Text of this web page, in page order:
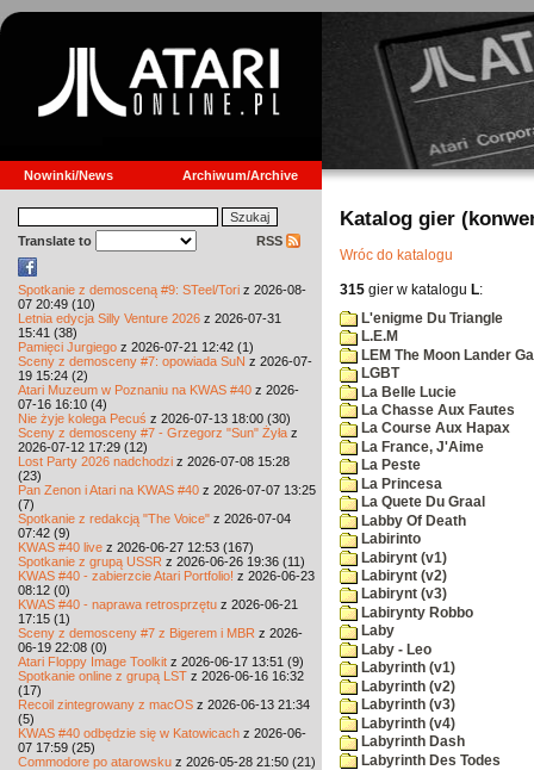
Nowinki/News Archiwum/Archive
Translate to RSS
Spotkanie z demosceną #9: STeel/Tori z 2026-08-
07 20:49 (10)
Letnia edycja Silly Venture 2026 z 2026-07-31
15:41 (38)
Pamięci Jurgiego z 2026-07-21 12:42 (1)
Sceny z demosceny #7: opowiada SuN z 2026-07-
19 15:24 (2)
Atari Muzeum w Poznaniu na KWAS #40 z 2026-
07-16 16:10 (4)
Nie żyje kolega Pecuś z 2026-07-13 18:00 (30)
Sceny z demosceny #7 - Grzegorz "Sun" Żyła z
2026-07-12 17:29 (12)
Lost Party 2026 nadchodzi z 2026-07-08 15:28
(23)
Pan Zenon i Atari na KWAS #40 z 2026-07-07 13:25
(7)
Spotkanie z redakcją "The Voice" z 2026-07-04
07:42 (9)
KWAS #40 live z 2026-06-27 12:53 (167)
Spotkanie z grupą USSR z 2026-06-26 19:36 (11)
KWAS #40 - zabierzcie Atari Portfolio! z 2026-06-23
08:12 (0)
KWAS #40 - naprawa retrosprzętu z 2026-06-21
17:15 (1)
Sceny z demosceny #7 z Bigerem i MBR z 2026-
06-19 22:08 (0)
Atari Floppy Image Toolkit z 2026-06-17 13:51 (9)
Spotkanie online z grupą LST z 2026-06-16 16:32
(17)
Recoil zintegrowany z macOS z 2026-06-13 21:34
(5)
KWAS #40 odbędzie się w Katowicach z 2026-06-
07 17:59 (25)
Commodore po atarowsku z 2026-05-28 21:50 (21)
Katalog gier
Wróc do katalogu
315 gier w katalogu L:
L'enigme Du Triangle
L.E.M
LEM The Moon Lander
LGBT
La Belle Lucie
La Chasse Aux Fautes
La Course Aux Hapax
La France, J'Aime
La Peste
La Princesa
La Quete Du Graal
Labby Of Death
Labirinto
Labirynt (v1)
Labirynt (v2)
Labirynt (v3)
Labirynty Robbo
Laby
Laby - Leo
Labyrinth (v1)
Labyrinth (v2)
Labyrinth (v3)
Labyrinth (v4)
Labyrinth Dash
Labyrinth Des Todes